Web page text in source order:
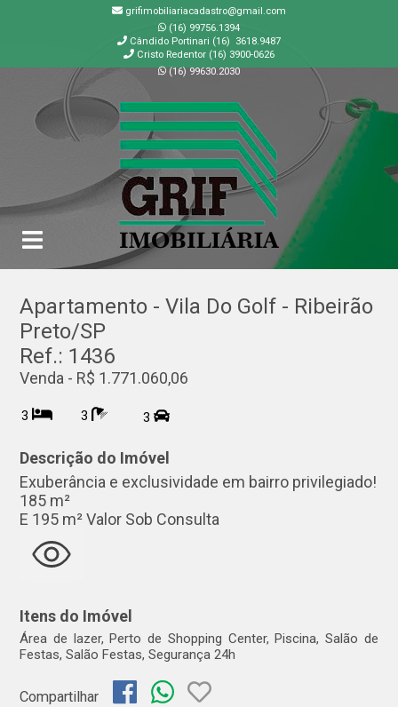
grifimobiliariacadastro@gmail.com
(16) 99756.1394
Cândido Portinari (16) 3618.9487
Cristo Redentor (16) 3900-0626
(16) 99630.2030
Apartamento - Vila Do Golf - Ribeirão
Preto/SP
Ref.: 1436
Venda - R$ 1.771.060,06
3 3 3
Descrição do Imóvel
Exuberância e exclusividade em bairro privilegiado!
185 m²
E 195 m² Valor Sob Consulta
Itens do Imóvel
Área de lazer, Perto de Shopping Center, Piscina, Salão de
Festas, Salão Festas, Segurança 24h
Compartilhar